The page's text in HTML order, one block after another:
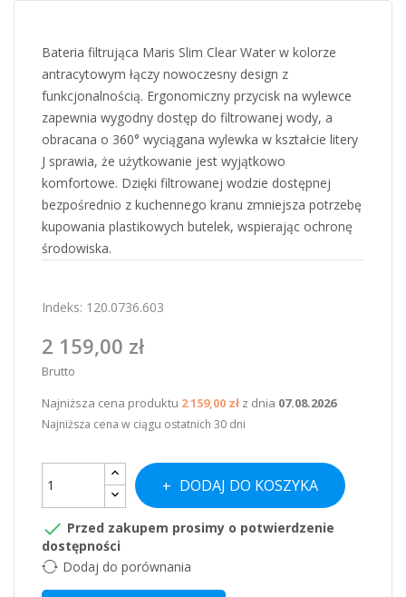
Bateria filtrująca Maris Slim Clear Water w kolorze
antracytowym łączy nowoczesny design z
funkcjonalnością. Ergonomiczny przycisk na wylewce
zapewnia wygodny dostęp do filtrowanej wody, a
obracana o 360° wyciągana wylewka w kształcie litery
J sprawia, że użytkowanie jest wyjątkowo
komfortowe. Dzięki filtrowanej wodzie dostępnej
bezpośrednio z kuchennego kranu zmniejsza potrzebę
kupowania plastikowych butelek, wspierając ochronę
środowiska.
Indeks: 120.0736.603
2 159,00 zł
Brutto
Najniższa cena produktu 2 159,00 zł z dnia 07.08.2026
Najniższa cena w ciągu ostatnich 30 dni
DODAJ DO KOSZYKA
 Przed zakupem prosimy o potwierdzenie
dostępności
Dodaj do porównania